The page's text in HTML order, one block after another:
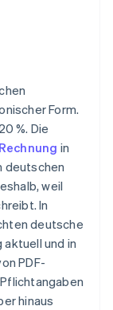
Form.
%. Die
in
deutschen
weil
In
deutsche
aktuell und in
PDF-
hinaus